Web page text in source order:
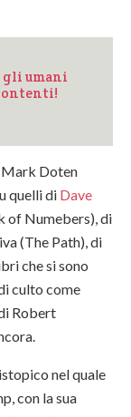
gli umani
Mark Doten
quelli di Dave
of Numebers), di
(The Path), di
che si sono
culto come
Robert
nel quale
con la sua